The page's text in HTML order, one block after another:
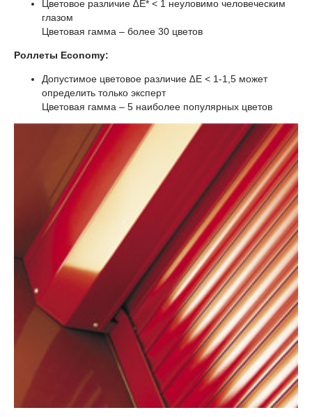
Цветовое различие ∆Е* ˂ 1 неуловимо человеческим
глазом
Цветовая гамма – более 30 цветов
Роллеты Economy:
Допустимое цветовое различие ∆Е ˂ 1-1,5 может
определить только эксперт
Цветовая гамма – 5 наиболее популярных цветов